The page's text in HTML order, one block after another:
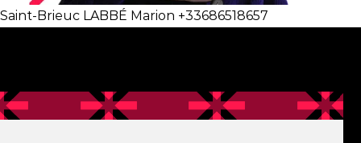
Saint-Brieuc LABBÉ Marion +33686518657